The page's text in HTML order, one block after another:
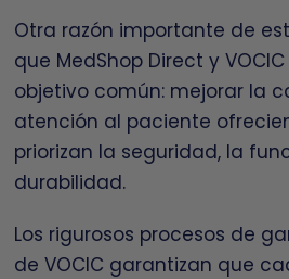
Otra razón importante de
que MedShop Direct y
objetivo común: mejorar la
atención al paciente
priorizan la seguridad, la
durabilidad.
Los rigurosos procesos de
de VOCIC garantizan que